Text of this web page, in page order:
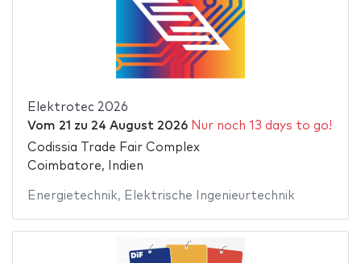
Elektrotec 2026
Vom 21 zu 24 August 2026 Nur noch 13 days to go!
Codissia Trade Fair Complex
Coimbatore, Indien
Energietechnik, Elektrische Ingenieurtechnik